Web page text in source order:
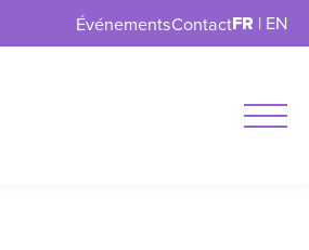
ÉvénementsContactFR | EN